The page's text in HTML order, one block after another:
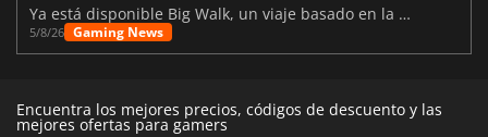
Ya está disponible Big Walk, un viaje basado en la amistad
5/8/26 Gaming News
Encuentra los mejores precios, códigos de descuento y las
mejores ofertas para gamers